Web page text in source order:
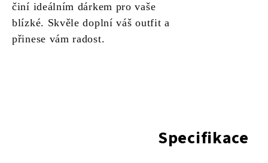
činí ideálním dárkem pro vaše
blízké. Skvěle doplní váš outfit a
přinese vám radost.
Specifikace